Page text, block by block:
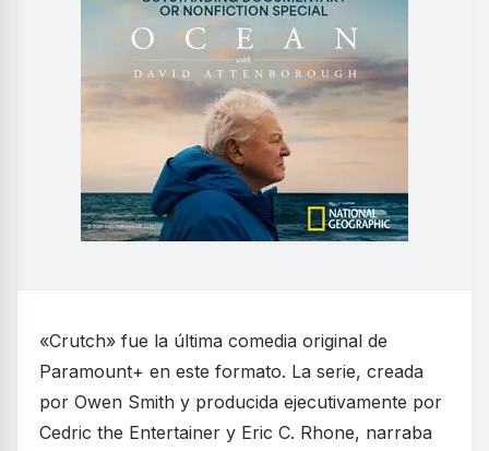
«Crutch» fue la última comedia original de
Paramount+ en este formato. La serie, creada
por Owen Smith y producida ejecutivamente por
Cedric the Entertainer y Eric C. Rhone, narraba